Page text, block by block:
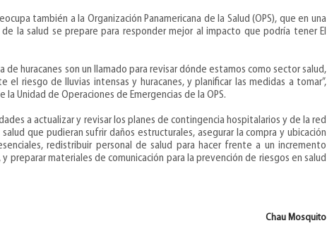
también a la Organización Panamericana de la Salud (OPS), que en una
la salud se prepare para responder mejor al impacto que podría tener El
de huracanes son un llamado para revisar dónde estamos como sector salud,
el riesgo de lluvias intensas y huracanes, y planificar las medidas a tomar”,
Unidad de Operaciones de Emergencias de la OPS.
a actualizar y revisar los planes de contingencia hospitalarios y de la red
que pudieran sufrir daños estructurales, asegurar la compra y ubicación
redistribuir personal de salud para hacer frente a un incremento
preparar materiales de comunicación para la prevención de riesgos en salud
Chau Mosquito